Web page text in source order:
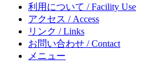
利用について / Facility Use
アクセス / Access
リンク / Links
お問い合わせ / Contact
メニュー